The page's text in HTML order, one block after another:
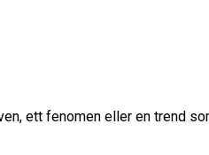
ett fenomen eller en trend